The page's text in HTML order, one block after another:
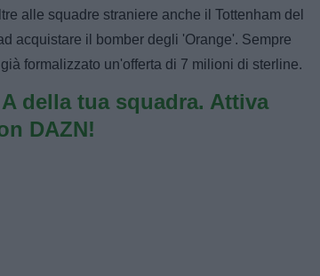
alle squadre straniere anche il Tottenham del
acquistare il bomber degli 'Orange'. Sempre
formalizzato un'offerta di 7 milioni di sterline.
della tua squadra. Attiva
DAZN!